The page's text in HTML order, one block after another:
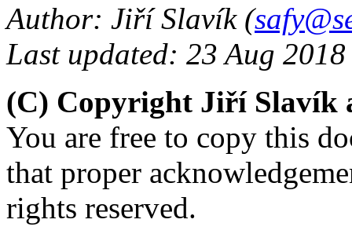
Author: Jiří Slavík (
Last updated: 23 Aug 2018
(C) Copyright Jiří Slavík
You are free to copy this
that proper
rights reserved.